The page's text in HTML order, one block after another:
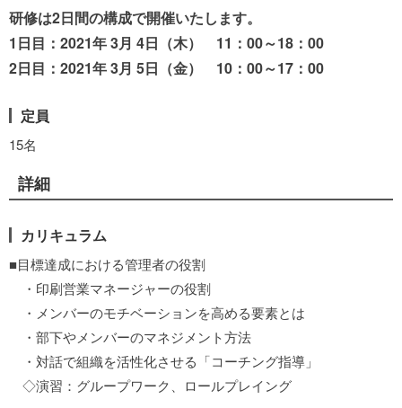
研修は2日間の構成で開催いたします。
1日目：2021年 3月 4日（木） 11：00～18：00
2日目：2021年 3月 5日（金） 10：00～17：00
定員
15名
詳細
カリキュラム
■目標達成における管理者の役割
・印刷営業マネージャーの役割
・メンバーのモチベーションを高める要素とは
・部下やメンバーのマネジメント方法
・対話で組織を活性化させる「コーチング指導」
◇演習：グループワーク、ロールプレイング